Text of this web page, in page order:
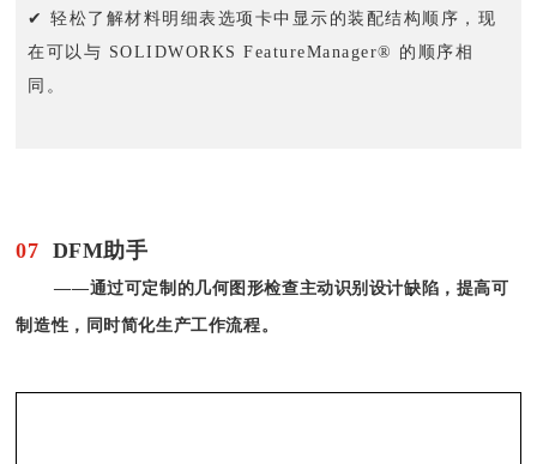
✔ 轻松了解材料明细表选项卡中显示的装配结构顺序，现
在可以与 SOLIDWORKS FeatureManager® 的顺序相
同。
07 DFM助手
——通过可定制的几何图形检查主动识别设计缺陷，提高可
制造性，同时简化生产工作流程。